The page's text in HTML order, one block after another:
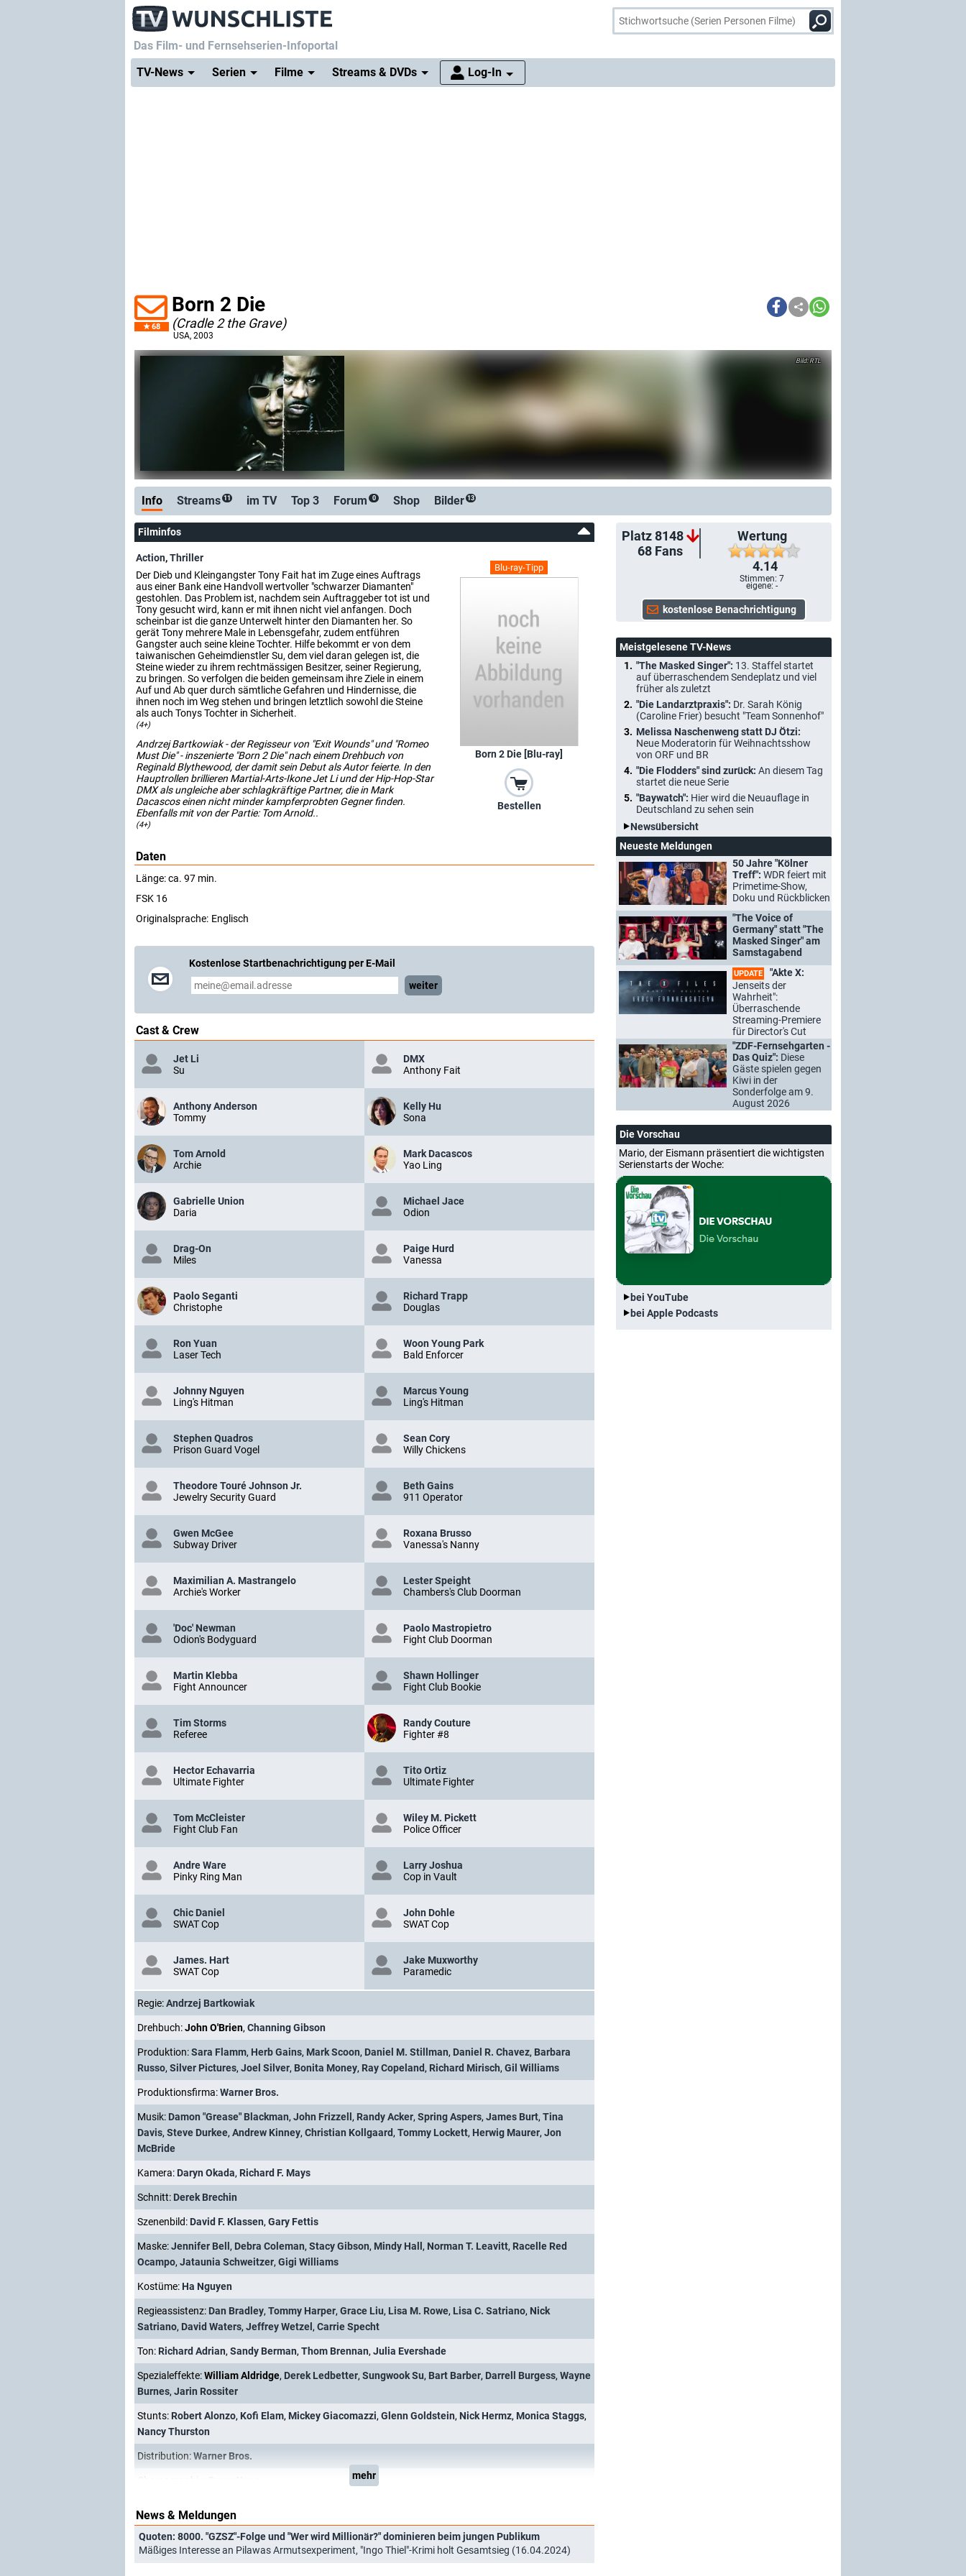
Das Film- und Fernsehserien-Infoportal
TV-News
Serien Filme Streams & DVDs Log-In
68
Born 2 Die
(Cradle 2 the Grave)
USA, 2003
RTL
Info Streams 11 im TV Top 3 Forum 0 Shop Bilder 13
Platz 8148
68 Fans
Wertung
4.14
Stimmen:7
eigene: -
Filminfos
Blu-ray-Tipp
Born 2 Die [Blu-ray]
Bestellen
Action,Thriller
Der Dieb und Kleingangster Tony Fait hat im Zuge eines Auftrags
aus einer Bank eine Handvoll wertvoller "schwarzer Diamanten"
gestohlen. Das Problem ist, nachdem sein Auftraggeber tot ist und
Tony gesucht wird, kann er mit ihnen nicht viel anfangen. Doch
scheinbar ist die ganze Unterwelt hinter den Diamanten her. So
gerät Tony mehrere Male in Lebensgefahr, zudem entführen
Gangster auch seine kleine Tochter. Hilfe bekommt er von dem
taiwanischen Geheimdienstler Su, dem viel daran gelegen ist, die
Steine wieder zu ihrem rechtmässigen Besitzer, seiner Regierung,
zu bringen. So verfolgen die beiden gemeinsam ihre Ziele in einem
Auf und Ab quer durch sämtliche Gefahren und Hindernisse, die
ihnen noch im Weg stehen und bringen letztlich sowohl die Steine
als auch Tonys Tochter in Sicherheit.
(4+)
Andrzej Bartkowiak - der Regisseur von "Exit Wounds" und "Romeo
Must Die" - inszenierte "Born 2 Die" nach einem Drehbuch von
Reginald Blythewood, der damit sein Debut als Autor feierte. In den
Hauptrollen brillieren Martial-Arts-Ikone Jet Li und der Hip-Hop-Star
DMX als ungleiche aber schlagkräftige Partner, die in Mark
Dacascos einen nicht minder kampferprobten Gegner finden.
Ebenfalls mit von der Partie: Tom Arnold..
(4+)
Daten
Länge: ca. 97 min.
FSK 16
Originalsprache: Englisch
Kostenlose Startbenachrichtigung per E-Mail
weiter
Cast & Crew
Jet Li
Su
DMX
Anthony Fait
Anthony Anderson
Tommy
Kelly Hu
Sona
Tom Arnold
Archie
Mark Dacascos
Yao Ling
Gabrielle Union
Daria
Michael Jace
Odion
Drag-On
Miles
Paige Hurd
Vanessa
Paolo Seganti
Christophe
Richard Trapp
Douglas
Ron Yuan
Laser Tech
Woon Young Park
Bald Enforcer
Johnny Nguyen
Ling's Hitman
Marcus Young
Ling's Hitman
Stephen Quadros
Prison Guard Vogel
Sean Cory
Willy Chickens
Theodore Touré Johnson Jr.
Jewelry Security Guard
Beth Gains
911 Operator
Gwen McGee
Subway Driver
Roxana Brusso
Vanessa's Nanny
Maximilian A. Mastrangelo
Archie's Worker
Lester Speight
Chambers's Club Doorman
'Doc' Newman
Odion's Bodyguard
Paolo Mastropietro
Fight Club Doorman
Martin Klebba
Fight Announcer
Shawn Hollinger
Fight Club Bookie
Tim Storms
Referee
Randy Couture
Fighter #8
Hector Echavarria
Ultimate Fighter
Tito Ortiz
Ultimate Fighter
Tom McCleister
Fight Club Fan
Wiley M. Pickett
Police Officer
Andre Ware
Pinky Ring Man
Larry Joshua
Cop in Vault
Chic Daniel
SWAT Cop
John Dohle
SWAT Cop
James. Hart
SWAT Cop
Jake Muxworthy
Paramedic
Regie:Andrzej Bartkowiak
Drehbuch:John O'Brien, Channing Gibson
Produktion:Sara Flamm, Herb Gains, Mark Scoon, Daniel M. Stillman, Daniel R. Chavez, Barbara
Russo, Silver Pictures, Joel Silver, Bonita Money, Ray Copeland , Richard Mirisch, Gil Williams
Produktionsfirma:Warner Bros.
Musik: Damon "Grease" Blackman, John Frizzell , Randy Acker, Spring Aspers, James Burt, Tina
Davis, Steve Durkee, Andrew Kinney, Christian Kollgaard , Tommy Lockett, Herwig Maurer, Jon
McBride
Kamera: Daryn Okada, Richard F. Mays
Schnitt: Derek Brechin
Szenenbild: David F. Klassen, Gary Fettis
Maske:Jennifer Bell , Debra Coleman, Stacy Gibson, Mindy Hall , Norman T. Leavitt, Racelle Red
Ocampo, Jataunia Schweitzer, Gigi Williams
Kostüme: Ha Nguyen
Regieassistenz: Dan Bradley, Tommy Harper, Grace Liu, Lisa M. Rowe, Lisa C. Satriano, Nick
Satriano, David Waters, Jeffrey Wetzel , Carrie Specht
Ton: Richard Adrian, Sandy Berman, Thom Brennan, Julia Evershade
Spezialeffekte:William Aldridge, Derek Ledbetter, Sungwook Su, Bart Barber, Darrell Burgess, Wayne
Burnes, Jarin Rossiter
Stunts: Robert Alonzo, Kofi Elam, Mickey Giacomazzi, Glenn Goldstein, Nick Hermz, Monica Staggs,
Nancy Thurston
Distribution:Warner Bros.
mehr
News & Meldungen
Quoten: 8000. "GZSZ"-Folge und "Wer wird Millionär?" dominieren beim jungen Publikum
Mäßiges Interesse an Pilawas Armutsexperiment, "Ingo Thiel"-Krimi holt Gesamtsieg (16.04.2024)
Meistgelesene TV-News
"The Masked Singer": 13. Staffel startet
auf überraschendem Sendeplatz und viel
früher als zuletzt
"Die Landarztpraxis": Dr. Sarah König
(Caroline Frier) besucht "Team Sonnenhof"
Melissa Naschenweng statt DJ Ötzi:
Neue Moderatorin für Weihnachtsshow
von ORF und BR
"Die Flodders" sind zurück: An diesem Tag
startet die neue Serie
"Baywatch": Hier wird die Neuauflage in
Deutschland zu sehen sein
Newsübersicht
Neueste Meldungen
50 Jahre "Kölner
Treff": WDR feiert mit
Primetime-Show,
Doku und Rückblicken
"The Voice of
Germany" statt "The
Masked Singer" am
Samstagabend
UPDATE
"Akte X:
Jenseits der
Wahrheit":
Überraschende
Streaming-Premiere
für Director's Cut
"ZDF-Fernsehgarten -
Das Quiz": Diese
Gäste spielen gegen
Kiwi in der
Sonderfolge am 9.
August 2026
Die Vorschau
Mario, der Eismann präsentiert die wichtigsten
Serienstarts der Woche:
bei YouTube
bei Apple Podcasts